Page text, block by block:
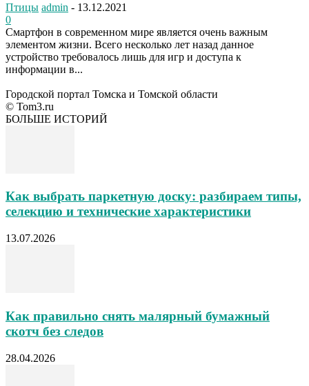
Птицы admin - 13.12.2021
0
Смартфон в современном мире является очень важным
элементом жизни. Всего несколько лет назад данное
устройство требовалось лишь для игр и доступа к
информации в...
Городской портал Томска и Томской области
© Tom3.ru
БОЛЬШЕ ИСТОРИЙ
Как выбрать паркетную доску: разбираем типы,
селекцию и технические характеристики
13.07.2026
Как правильно снять малярный бумажный
скотч без следов
28.04.2026